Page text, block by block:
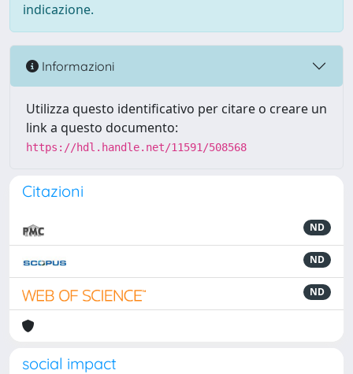
indicazione.
Informazioni
Utilizza questo identificativo per citare o creare un
link a questo documento:
https://hdl.handle.net/11591/508568
Citazioni
ND
ND
ND
social impact